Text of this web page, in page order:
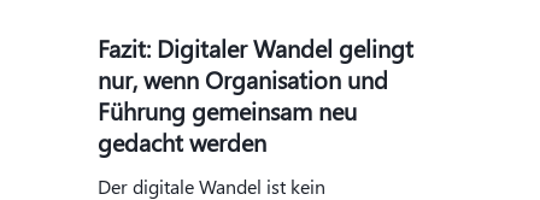
Fazit: Digitaler Wandel gelingt
nur, wenn Organisation und
Führung gemeinsam neu
gedacht werden
Der digitale Wandel ist kein